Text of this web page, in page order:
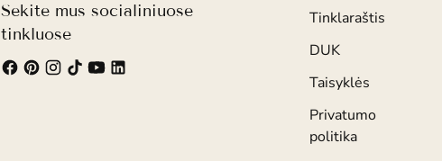
Sekite mus socialiniuose
tinkluose
Tinklaraštis
DUK
Taisyklės
Privatumo
politika